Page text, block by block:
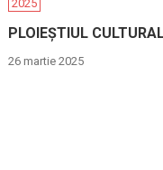
2025
PLOIEȘTIUL
26 martie 2025